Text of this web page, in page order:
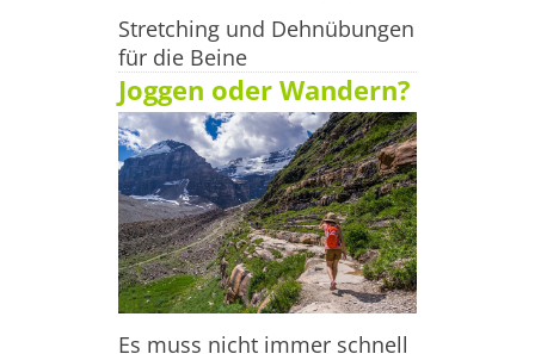
Stretching und Dehnübungen
für die Beine
Joggen oder Wandern?
Es muss nicht immer schnell